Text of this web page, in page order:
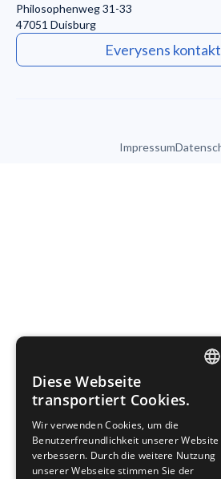
Philosophenweg 31-33
47051 Duisburg
Everysens
Impressum
Diese Webseite
transportiert Cookies.
Wir verwenden Cookies, um die
Benutzerfreundlichkeit unserer Website
verbessern. Durch die weitere Nutzung
unserer Webseite stimmen Sie der